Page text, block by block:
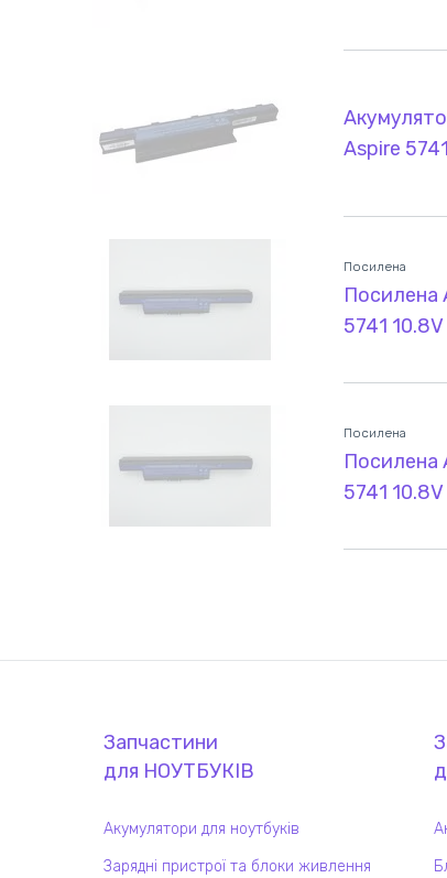
Aspire
Посилена
Посилена
5741
Посилена
Посилена
5741
Запчастини
для НОУТБУКІВ
Акумулятори для ноутбуків
Зарядні пристрої та блоки живлення